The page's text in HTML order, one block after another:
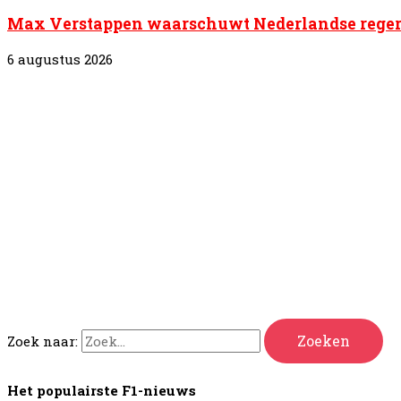
Max Verstappen waarschuwt Nederlandse
6 augustus 2026
Zoek naar:
Het populairste F1-nieuws